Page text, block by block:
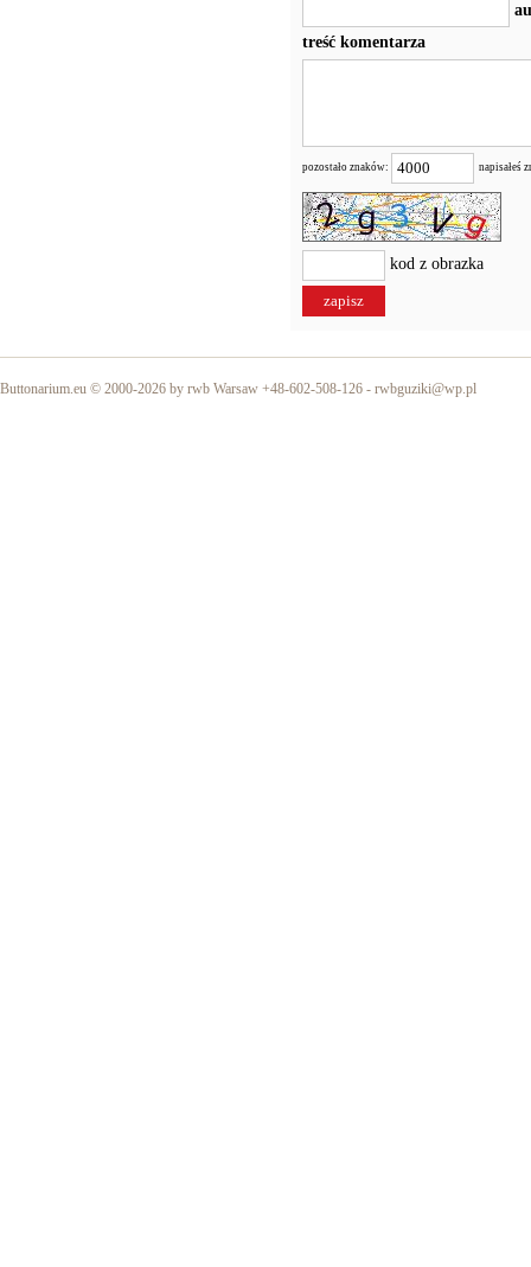
treść komentarza
pozostało znaków: napisałeś
kod z obrazka
Buttonarium.eu © 2000-2026 by rwb Warsaw +48-602-508-126 - rwbguziki@wp.pl